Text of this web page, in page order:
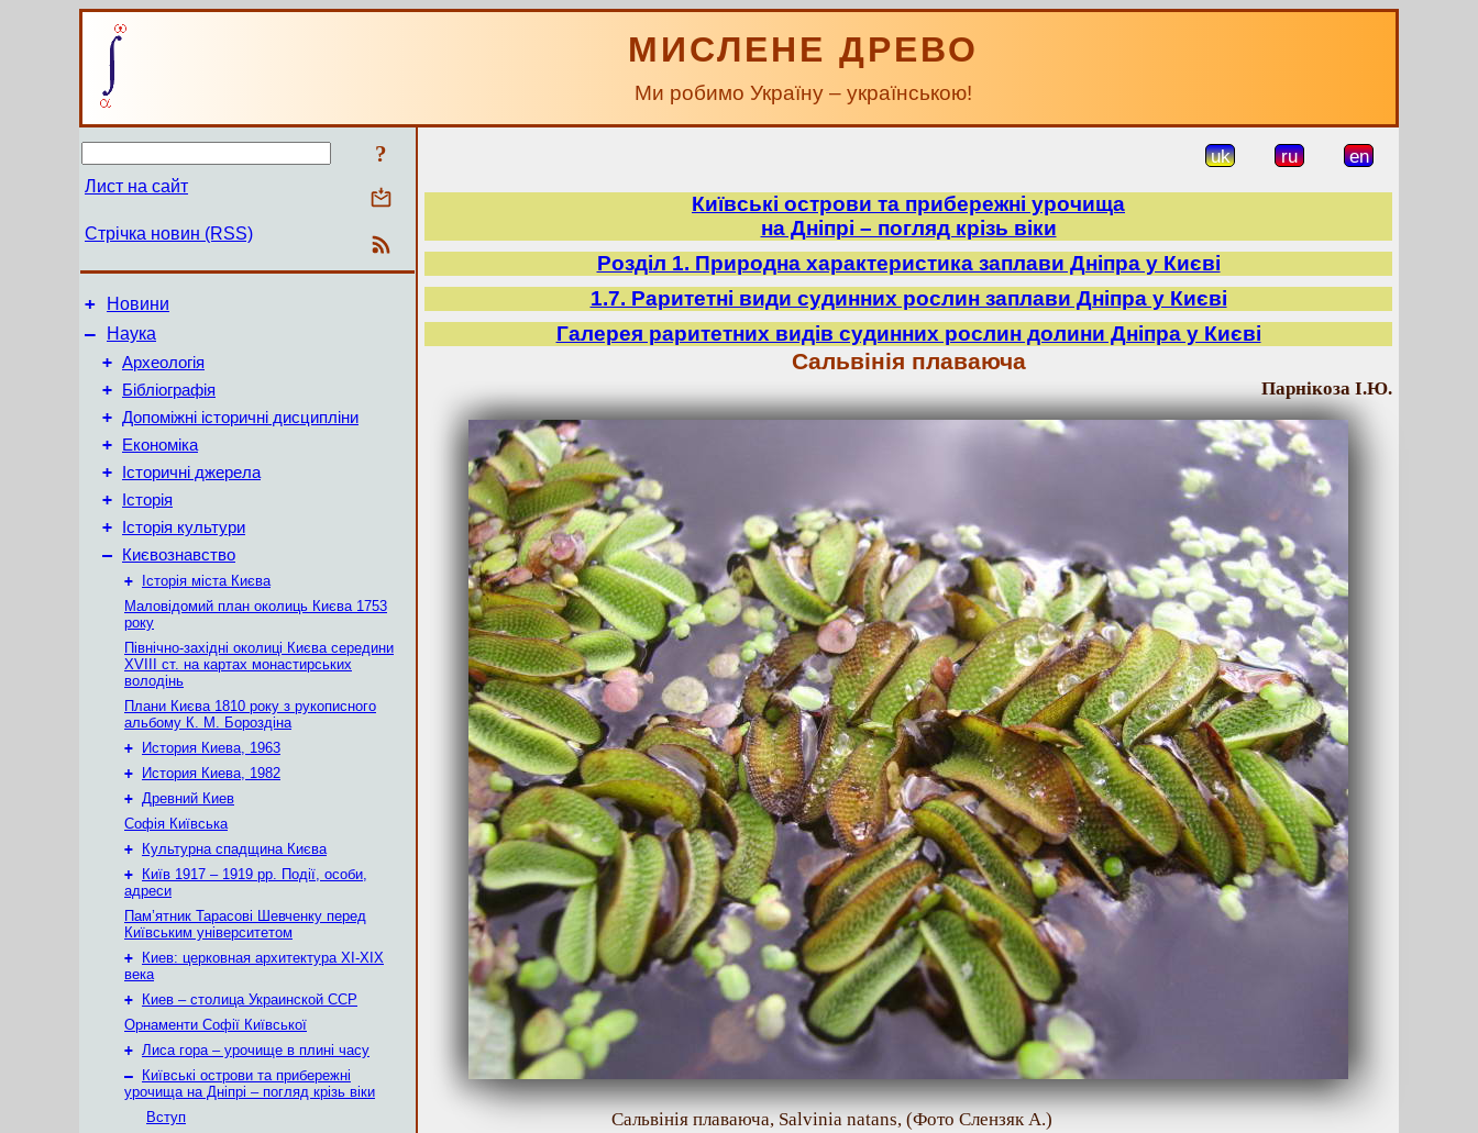
МИСЛЕНЕ ДРЕВО
Ми робимо Україну – українською!
?
Лист на сайт
Стрічка новин (RSS)
+ Новини
–
Наука
+ Археологія
+ Бібліографія
+ Допоміжні історичні дисципліни
+ Економіка
+ Історичні джерела
+ Історія
+ Історія культури
– Києвознавство
+
Історія міста Києва
Маловідомий план околиць Києва 1753
року
Північно-західні околиці Києва середини
XVIII ст. на картах монастирських
володінь
Плани Києва 1810 року з рукописного
альбому К. М. Бороздіна
+
История Киева, 1963
+
История Киева, 1982
+ Древний Киев
Софія Київська
+
Культурна спадщина Києва
+
Київ 1917 – 1919 рр. Події, особи,
адреси
Пам’ятник Тарасові Шевченку перед
Київським університетом
+
Киев: церковная архитектура XI-XIX
века
+
Киев – столица Украинской ССР
Орнаменти Софії Київської
+ Лиса гора – урочище в плині часу
–
Київські острови та прибережні
урочища на Дніпрі – погляд крізь віки
Вступ
uk ru en
Київські острови та прибережні урочища
на Дніпрі – погляд крізь віки
Розділ 1. Природна характеристика заплави Дніпра у Києві
1.7. Раритетні види судинних рослин заплави Дніпра у Києві
Галерея раритетних видів судинних рослин долини Дніпра у Києві
Сальвінія плаваюча
Парнікоза І.Ю.
Сальвінія плаваюча, Salvinia natans, (Фото Слензяк А.)